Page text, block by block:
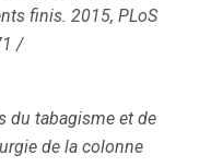
finis. 2015, PLoS
/
du tabagisme et de
de la colonne